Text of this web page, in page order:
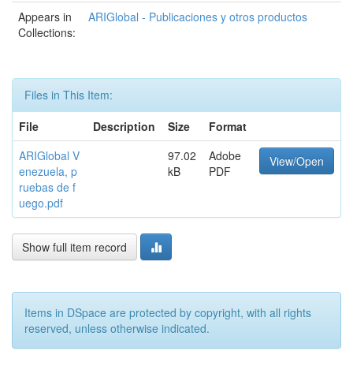
Appears in
Collections:
ARIGlobal - Publicaciones y otros productos
Files in This Item:
File
Description Size
Format
ARIGlobal V
enezuela, p
ruebas de f
uego.pdf
97.02
kB
Adobe
PDF
View/Open
Show full item record
Items in DSpace are protected by copyright, with all rights
reserved, unless otherwise indicated.